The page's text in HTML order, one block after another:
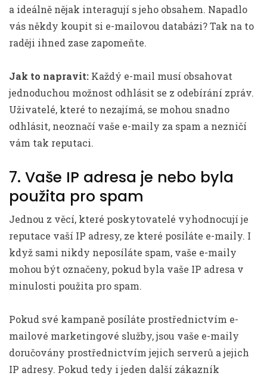
a ideálně nějak interagují s jeho obsahem. Napadlo
vás někdy koupit si e-mailovou databázi? Tak na to
raději ihned zase zapomeňte.
Jak to napravit: Každý e-mail musí obsahovat
jednoduchou možnost odhlásit se z odebírání zpráv.
Uživatelé, které to nezajímá, se mohou snadno
odhlásit, neoznačí vaše e-maily za spam a nezničí
vám tak reputaci.
7. Vaše IP adresa je nebo byla
použita pro spam
Jednou z věcí, které poskytovatelé vyhodnocují je
reputace vaší IP adresy, ze které posíláte e-maily. I
když sami nikdy neposíláte spam, vaše e-maily
mohou být označeny, pokud byla vaše IP adresa v
minulosti použita pro spam.
Pokud své kampaně posíláte prostřednictvím e-
mailové marketingové služby, jsou vaše e-maily
doručovány prostřednictvím jejich serverů a jejich
IP adresy. Pokud tedy i jeden další zákazník